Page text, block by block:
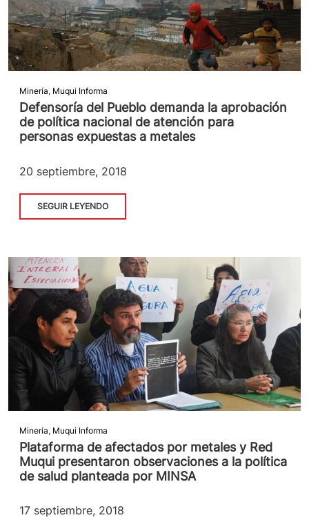
Minería, Muqui Informa
Defensoría del Pueblo demanda la aprobación
de política nacional de atención para
personas expuestas a metales
20 septiembre, 2018
SEGUIR LEYENDO
Minería, Muqui Informa
Plataforma de afectados por metales y Red
Muqui presentaron observaciones a la política
de salud planteada por MINSA
17 septiembre, 2018